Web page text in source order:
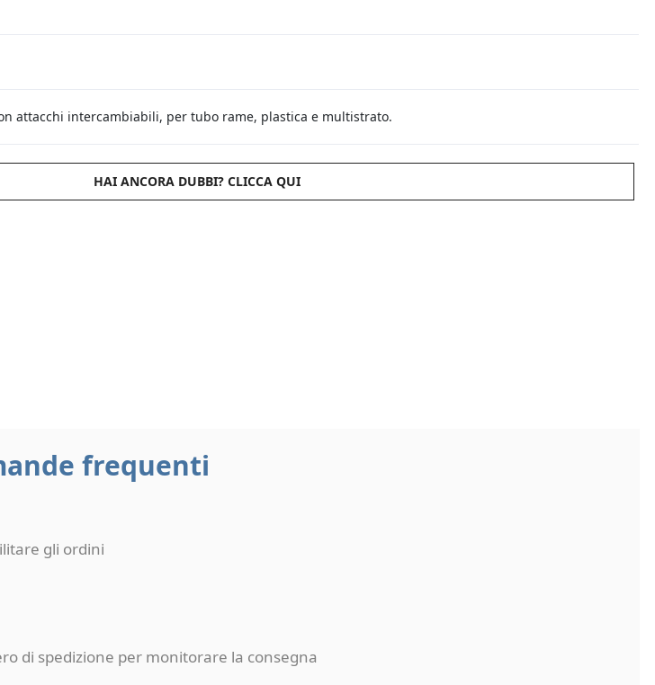
attacchi intercambiabili, per tubo rame, plastica e multistrato.
HAI ANCORA DUBBI? CLICCA QUI
frequenti
gli ordini
di spedizione per monitorare la consegna